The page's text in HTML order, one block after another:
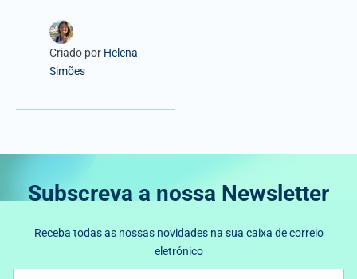
Criado por Helena
Simões
Subscreva a nossa Newsletter
Receba todas as nossas novidades na sua caixa de correio
eletrónico